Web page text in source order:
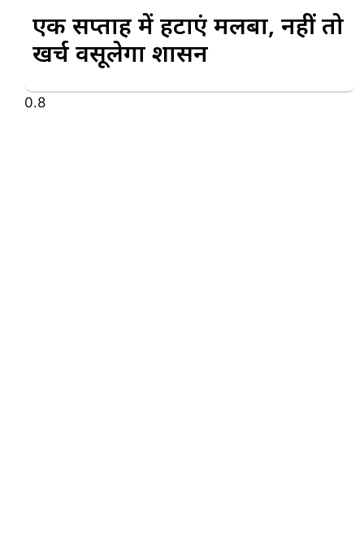
एक सप्ताह में हटाएं मलबा, नहीं तो
खर्च वसूलेगा प्रशासन